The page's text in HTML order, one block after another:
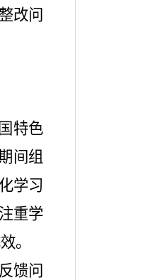
改问
特色
间组
学习
重学
。
馈问